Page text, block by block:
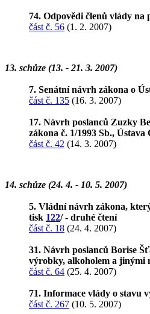
74. Odpovědi členů vlády na
část č. 56 (1. 2. 2007)
13. schůze (13. - 21. 3. 2007)
7. Senátní návrh zákona o
část č. 135 (16. 3. 2007)
17. Návrh poslanců Zuzky
zákona č. 1/1993 Sb.,
část č. 42 (14. 3. 2007)
14. schůze (24. 4. - 10. 5. 2007)
5. Vládní návrh zákona,
tisk 122/ - druhé čtení
část č. 18 (24. 4. 2007)
31. Návrh poslanců Borise
výrobky, alkoholem a jinými
část č. 64 (25. 4. 2007)
71. Informace vlády o stavu
část č. 267 (10. 5. 2007)